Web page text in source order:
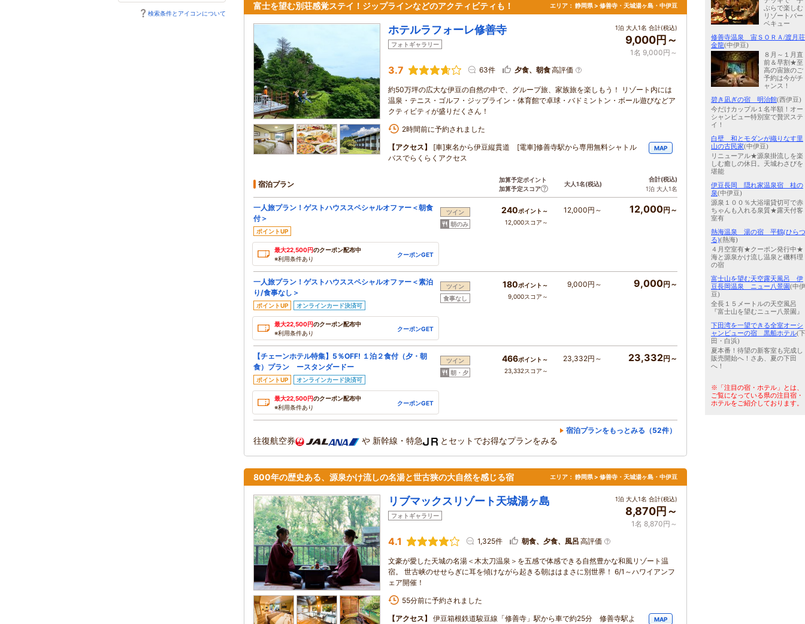
検索条件とアイコンについて
富士を望む別荘感覚ステイ！ジップラインなどのアクティビティも！ エリア： 静岡県 > 修善寺・天城湯ヶ島・中伊豆
ホテルラフォーレ修善寺
フォトギャラリー
1泊 大人1名 合計(税込)
9,000円～
1名 9,000円～
3.7 63件 夕食、朝食高評価
約50万坪の広大な伊豆の自然の中で、グループ旅、家族旅を楽しもう！ リゾート内には
温泉・テニス・ゴルフ・ジップライン・体育館で卓球・バドミントン・ボール遊びなどア
クティビティが盛りだくさん！
2時間前に予約されました
【アクセス】
[車]東名から伊豆縦貫道 [電車]修善寺駅から専用無料シャトル
バスでらくらくアクセス
MAP
宿泊プラン
加算予定ポイント
加算予定スコア
大人1名(税込)
合計(税込)
1泊 大人1名
一人旅プラン！ゲストハウススペシャルオファー＜朝食
付＞
ポイントUP
最大22,500円のクーポン配布中
※利用条件あり
クーポンGET
ツイン
朝のみ
240ポイント～
12,000スコア～
12,000円～ 12,000円～
一人旅プラン！ゲストハウススペシャルオファー＜素泊
り/食事なし＞
ポイントUP オンラインカード決済可
最大22,500円のクーポン配布中
※利用条件あり
クーポンGET
ツイン
食事なし
180ポイント～
9,000スコア～
9,000円～ 9,000円～
【チェーンホテル特集】5％OFF! １泊２食付（夕・朝
食）プラン ースタンダードー
ポイントUP オンラインカード決済可
最大22,500円のクーポン配布中
※利用条件あり
クーポンGET
ツイン
朝・夕
466ポイント～
23,332スコア～
23,332円～ 23,332円～
宿泊プランをもっとみる（52件）
往復航空券 や 新幹線・特急 とセットでお得なプランをみる
800年の歴史ある、源泉かけ流しの名湯と世古狭の大自然を感じる宿 エリア： 静岡県 > 修善寺・天城湯ヶ島・中伊豆
リブマックスリゾート天城湯ヶ島
フォトギャラリー
1泊 大人1名 合計(税込)
8,870円～
1名 8,870円～
4.1 1,325件 朝食、夕食、風呂 高評価
文豪が愛した天城の名湯＜木太刀温泉＞を五感で体感できる自然豊かな和風リゾート温
宿。 世古峡のせせらぎに耳を傾けながら起きる朝ははまさに別世界！ 6/1～ハワイアンフ
ェア開催！
55分前に予約されました
【アクセス】
伊豆箱根鉄道駿豆線「修善寺」駅から車で約25分 修善寺駅よ
MAP
ぶらで楽しむ
リゾートバー
ベキュー
修善寺温泉 宙ＳＯＲＡ/渡月荘
金龍(中伊豆)
８月～１月直
前＆早割★至
高の宙旅のご
予約は今がチ
ャンス！
碧き凪ぎの宿 明治館(西伊豆)
今だけカップル１名半額！オー
シャンビュー特別室で贅沢ステ
イ！
白壁 和とモダンが織りなす里
山の古民家(中伊豆)
リニューアル★源泉掛流しを楽
しむ癒しの休日。天城わさびを
堪能
伊豆長岡 隠れ家温泉宿 桂の
泉(中伊豆)
源泉１００％大浴場貸切可で赤
ちゃんも入れる泉質★露天付客
室有
熱海温泉 湯の宿 平鶴(ひらつ
る)(熱海)
４月空室有★クーポン発行中★
海と源泉かけ流し温泉と磯料理
の宿
富士山を望む天空露天風呂 伊
豆長岡温泉 ニュー八景園(中伊
豆)
全長１５メートルの天空風呂
『富士山を望むニュー八景園』
下田湾を一望できる全室オーシ
ャンビューの宿 黒船ホテル(下
田・白浜)
夏本番！待望の新客室も完成し
販売開始へ！さあ、夏の下田
へ！
※「注目の宿・ホテル」とは、
ご覧になっている県の注目宿・
ホテルをご紹介しております。